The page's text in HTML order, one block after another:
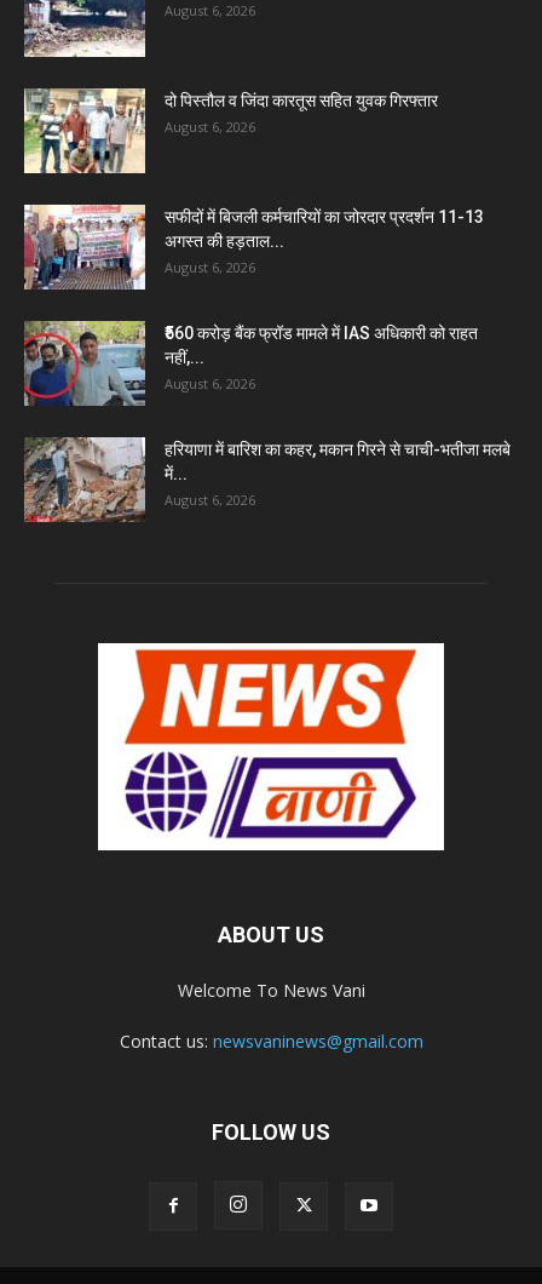
August 6, 2026
दो पिस्तौल व जिंदा कारतूस सहित युवक गिरफ्तार
August 6, 2026
सफीदों में बिजली कर्मचारियों का जोरदार प्रदर्शन 11-13
अगस्त की हड़ताल...
August 6, 2026
₹560 करोड़ बैंक फ्रॉड मामले में IAS अधिकारी को राहत
नहीं,...
August 6, 2026
हरियाणा में बारिश का कहर, मकान गिरने से चाची-भतीजा मलबे
में...
August 6, 2026
ABOUT US
Welcome To News Vani
Contact us: newsvaninews@gmail.com
FOLLOW US